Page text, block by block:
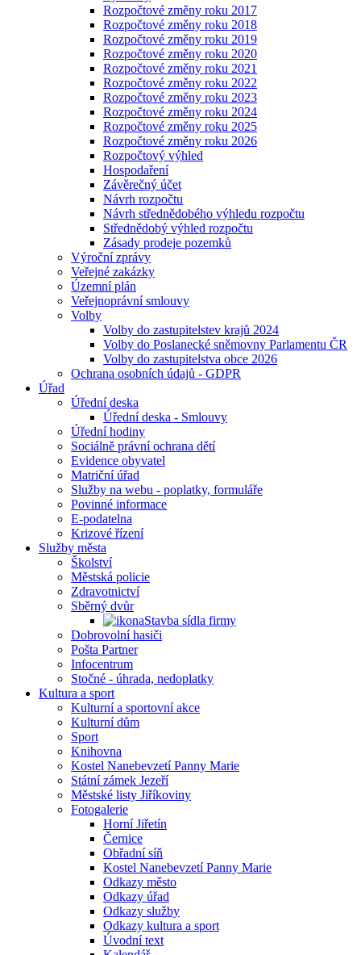
Rozpočtové změny roku 2017
Rozpočtové změny roku 2018
Rozpočtové změny roku 2019
Rozpočtové změny roku 2020
Rozpočtové změny roku 2021
Rozpočtové změny roku 2022
Rozpočtové změny roku 2023
Rozpočtové změny roku 2024
Rozpočtové změny roku 2025
Rozpočtové změny roku 2026
Rozpočtový výhled
Hospodaření
Závěrečný účet
Návrh rozpočtu
Návrh střednědobého výhledu rozpočtu
Střednědobý výhled rozpočtu
Zásady prodeje pozemků
Výroční zprávy
Veřejné zakázky
Územní plán
Veřejnoprávní smlouvy
Volby
Volby do zastupitelstev krajů 2024
Volby do Poslanecké sněmovny Parlamentu ČR
Volby do zastupitelstva obce 2026
Ochrana osobních údajů - GDPR
Úřad
Úřední deska
Úřední deska - Smlouvy
Úřední hodiny
Sociálně právní ochrana dětí
Evidence obyvatel
Matriční úřad
Služby na webu - poplatky, formuláře
Povinné informace
E-podatelna
Krizové řízení
Služby města
Školství
Městská policie
Zdravotnictví
Sběrný dvůr
Stavba sídla firmy
Dobrovolní hasiči
Pošta Partner
Infocentrum
Stočné - úhrada, nedoplatky
Kultura a sport
Kulturní a sportovní akce
Kulturní dům
Sport
Knihovna
Kostel Nanebevzetí Panny Marie
Státní zámek Jezeří
Městské listy Jiříkoviny
Fotogalerie
Horní Jiřetín
Černice
Obřadní síň
Kostel Nanebevzetí Panny Marie
Odkazy město
Odkazy úřad
Odkazy služby
Odkazy kultura a sport
Úvodní text